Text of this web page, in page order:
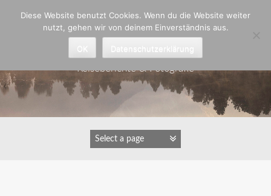
Astrid Padberg
Reiseberichte & Fotografie
Diese Website benutzt Cookies. Wenn du die Website weiter
nutzt, gehen wir von deinem Einverständnis aus.